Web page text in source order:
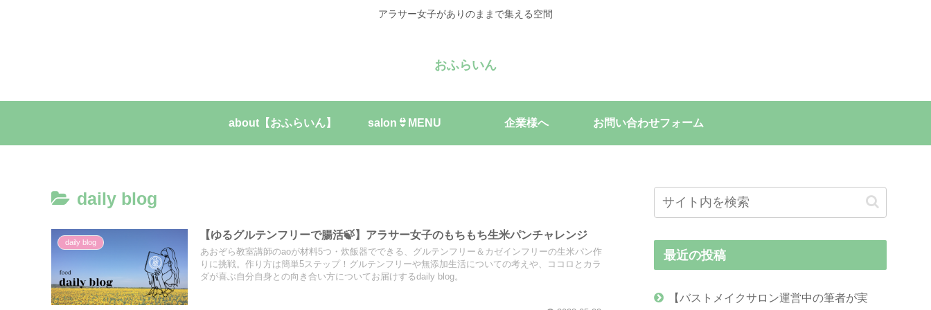
アラサー女子がありのままで集える空間
おふらいん
about【おふらいん】 salon👙MENU 企業様へ お問い合わせフォーム
daily blog
daily blog
【ゆるグルテンフリーで腸活🍃】アラサー女子のもちもち生米パンチャレンジ
あおぞら教室講師のaoが材料5つ・炊飯器でできる、グルテンフリー＆カゼインフリーの生米パン作
りに挑戦。作り方は簡単5ステップ！グルテンフリーや無添加生活についての考えや、ココロとカラ
ダが喜ぶ自分自身との向き合い方についてお届けするdaily blog。
最近の投稿
【バストメイクサロン運営中の筆者が実